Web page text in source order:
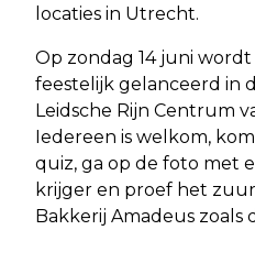
locaties in Utrecht.
Op zondag 14 juni
feestelijk gelanceerd in
Leidsche Rijn Centrum
Iedereen is welkom,
quiz, ga op de foto met
krijger en proef het
Bakkerij Amadeus zoals